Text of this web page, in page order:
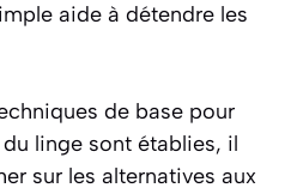
aide à détendre les
de base pour
linge sont établies, il
sur les alternatives aux